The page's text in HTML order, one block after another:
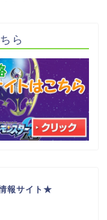
ら
報サイト★